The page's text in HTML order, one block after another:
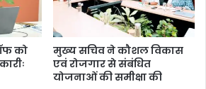
को
मुख्य सचिव ने कौशल विकास
एवं रोजगार से संबंधित
योजनाओं की समीक्षा की